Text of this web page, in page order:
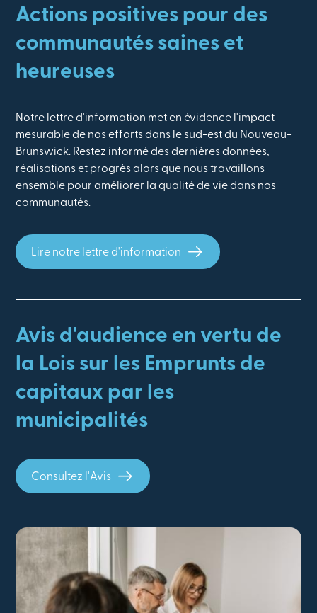
Actions positives pour des
communautés saines et
heureuses
Notre lettre d'information met en évidence l'impact
mesurable de nos efforts dans le sud-est du Nouveau-
Brunswick. Restez informé des dernières données,
réalisations et progrès alors que nous travaillons
ensemble pour améliorer la qualité de vie dans nos
communautés.
Lire notre lettre d'information
Avis d'audience en vertu de
la Lois sur les Emprunts de
capitaux par les
municipalités
Consultez l'Avis